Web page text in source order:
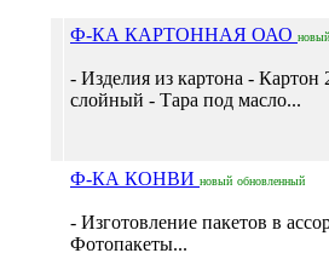
Ф-КА КАРТОННАЯ ОАО новый
- Изделия из картона - Картон
слойный - Тара под масло...
Ф-КА КОНВИ новый обновленный
- Изготовление пакетов в
Фотопакеты...